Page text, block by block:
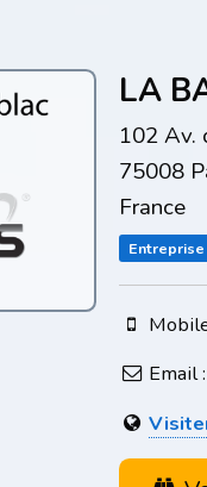
LA
102 Av.
75008
France
Email :